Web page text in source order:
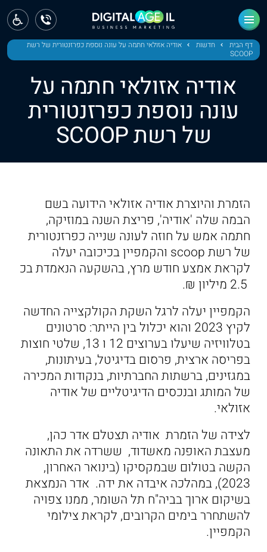
דף הבית חדשות
אודיה אזולאי חתמה על עונה נוספת כפרזנטורית של רשת
SCOOP
אודיה אזולאי חתמה על
עונה נוספת כפרזנטורית
של רשת SCOOP
הזמרת והיוצרת אודיה אזולאי הידועה בשם
הבמה שלה 'אודיה', פריצת השנה במוזיקה,
חתמה אמש על חוזה לעונה שנייה כפרזנטורית
של רשת scoop והקמפיין בכיכובה יעלה
לקראת אמצע חודש מרץ, בהשקעה הנאמדת בכ
הקמפיין יעלה לרגל השקת הקולקצייה החדשה
לקיץ 2023 והוא יכלול בין הייתר: סרטונים
בטלוויזיה שיעלו בערוצים 12 ו 13, שלטי חוצות
בפריסה ארצית, פרסום בדיגיטל, בעיתונות,
במגזינים, ברשתות החברתיות, בנקודות המכירה
של המותג ובנכסים הדיגיטליים של אודיה
אזולאי.
לצידה של הזמרת אודיה תצטלם אדר כהן,
מעצבת האופנה מאשדוד, ששרדה את התאונה
הקשה בטולום שבמקסיקו (בינואר האחרון,
2023), במהלכה איבדה את ידה. אדר הנמצאת
בשיקום ארוך בביה"ח תל השומר, ממנו צפויה
להשתחרר בימים הקרובים, לקראת צילומי
הקמפיין.
ראשי
חדשות
מחוז חיפה
מחוז מרכז
תל אביב